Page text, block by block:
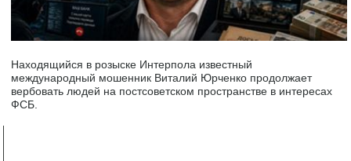
Находящийся в розыске Интерпола известный
международный мошенник Виталий Юрченко продолжает
вербовать людей на постсоветском пространстве в интересах
ФСБ.